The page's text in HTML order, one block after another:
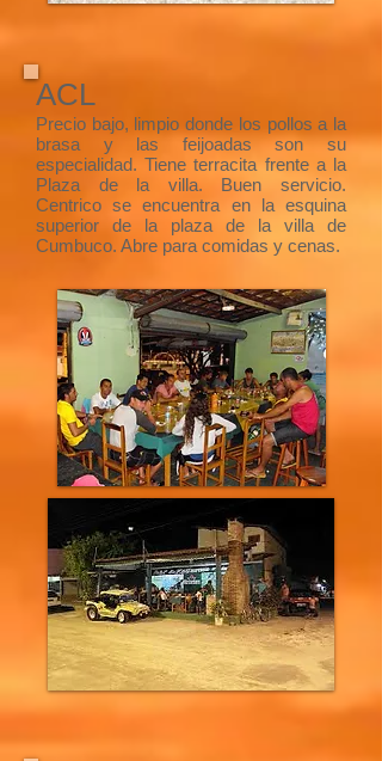
ACL​
Precio bajo, limpio donde los pollos a la
brasa y las feijoadas son su
especialidad. Tiene terracita frente a la
Plaza de la villa. Buen servicio.
Centrico se encuentra en la esquina
superior de la plaza de la villa de
Cumbuco.​ Abre para comidas y cenas.